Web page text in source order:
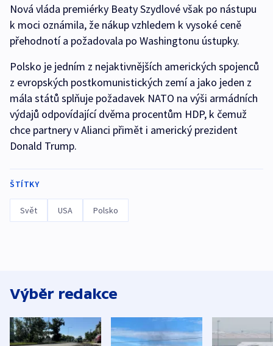
Nová vláda premiérky Beaty Szydlové však po nástupu
k moci oznámila, že nákup vzhledem k vysoké ceně
přehodnotí a požadovala po Washingtonu ústupky.
Polsko je jedním z nejaktivnějších amerických spojenců
z evropských postkomunistických zemí a jako jeden z
mála států splňuje požadavek NATO na výši armádních
výdajů odpovídající dvěma procentům HDP, k čemuž
chce partnery v Alianci přimět i americký prezident
Donald Trump.
ŠTÍTKY
Svět USA Polsko
Výběr redakce